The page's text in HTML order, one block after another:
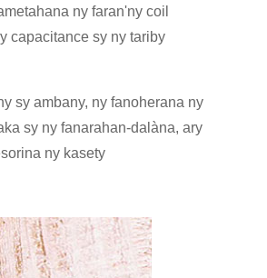
ny faran'ny coil
capacitance sy ny tariby
sy ambany, ny fanoherana ny
sy ny fanarahan-dalàna, ary
ny kasety